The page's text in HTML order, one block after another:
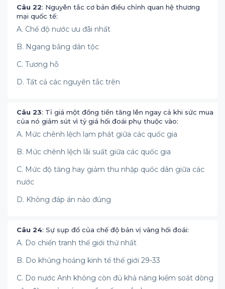
Câu 22: Nguyên tắc cơ bản điều chỉnh quan hệ thương
mại quốc tế:
A. Chế độ nước ưu đãi nhất
B. Ngang bằng dân tộc
C. Tương hỗ
D. Tất cả các nguyên tắc trên
Câu 23: Tỉ giá một đồng tiền tăng lên ngay cả khi sức mua
của nó giảm sút vì tỷ giá hối đoái phụ thuộc vào:
A. Mức chênh lệch lạm phát giữa các quốc gia
B. Mức chênh lệch lãi suất giữa các quốc gia
C. Mức độ tăng hay giảm thu nhập quốc dân giữa các
nước
D. Không đáp án nào đúng
Câu 24: Sự sụp đổ của chế độ bản vị vàng hối đoái:
A. Do chiến tranh thế giới thứ nhất
B. Do khủng hoảng kinh tế thế giới 29-33
C. Do nước Anh không còn đủ khả năng kiểm soát dòng